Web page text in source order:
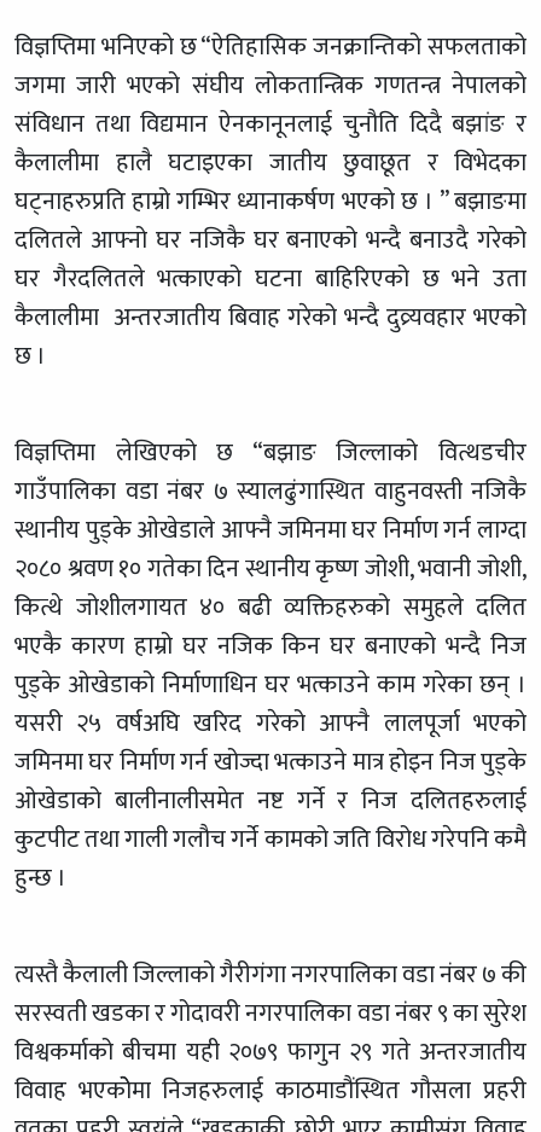
विज्ञप्तिमा भनिएको छ “ऐतिहासिक जनक्रान्तिको सफलताको
जगमा जारी भएको संघीय लोकतान्त्रिक गणतन्त्र नेपालको
संविधान तथा विद्यमान ऐनकानूनलाई चुनौति दिदै बझांङ र
कैलालीमा हालै घटाइएका जातीय छुवाछूत र विभेदका
घट्नाहरुप्रति हाम्रो गम्भिर ध्यानाकर्षण भएको छ । ” बझाङमा
दलितले आफ्नो घर नजिकै घर बनाएको भन्दै बनाउदै गरेको
घर गैरदलितले भत्काएको घटना बाहिरिएको छ भने उता
कैलालीमा अन्तरजातीय बिवाह गरेको भन्दै दुव्र्यवहार भएको
छ ।
विज्ञप्तिमा लेखिएको छ “बझाङ जिल्लाको वित्थडचीर
गाउँपालिका वडा नंबर ७ स्यालढुंगास्थित वाहुनवस्ती नजिकै
स्थानीय पुड्के ओखेडाले आफ्नै जमिनमा घर निर्माण गर्न लाग्दा
२०८० श्रवण १० गतेका दिन स्थानीय कृष्ण जोशी, भवानी जोशी,
कित्थे जोशीलगायत ४० बढी व्यक्तिहरुको समुहले दलित
भएकै कारण हाम्रो घर नजिक किन घर बनाएको भन्दै निज
पुड्के ओखेडाको निर्माणाधिन घर भत्काउने काम गरेका छन् ।
यसरी २५ वर्षअघि खरिद गरेको आफ्नै लालपूर्जा भएको
जमिनमा घर निर्माण गर्न खोज्दा भत्काउने मात्र होइन निज पुड्के
ओखेडाको बालीनालीसमेत नष्ट गर्ने र निज दलितहरुलाई
कुटपीट तथा गाली गलौच गर्ने कामको जति विरोध गरेपनि कमै
हुन्छ ।
त्यस्तै कैलाली जिल्लाको गैरीगंगा नगरपालिका वडा नंबर ७ की
सरस्वती खडका र गोदावरी नगरपालिका वडा नंबर ९ का सुरेश
विश्वकर्माको बीचमा यही २०७९ फागुन २९ गते अन्तरजातीय
विवाह भएकोेमा निजहरुलाई काठमाडौंस्थित गौसला प्रहरी